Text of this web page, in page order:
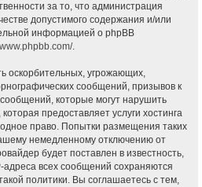
за то, что администрация
допустимого содержания и/или
информацией о phpBB
.
оскорбительных, угрожающих,
сообщений, призывов к
которые могут нарушить
предоставляет услуги хостинга
право. Попытки размещения таких
немедленному отключению от
будет поставлен в известность,
всех сообщений сохраняются
политики. Вы соглашаетесь с тем,